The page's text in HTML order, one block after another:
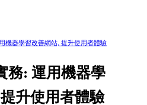
機器學習改善網站, 提升使用者體驗
務: 運用機器學
升使用者體驗